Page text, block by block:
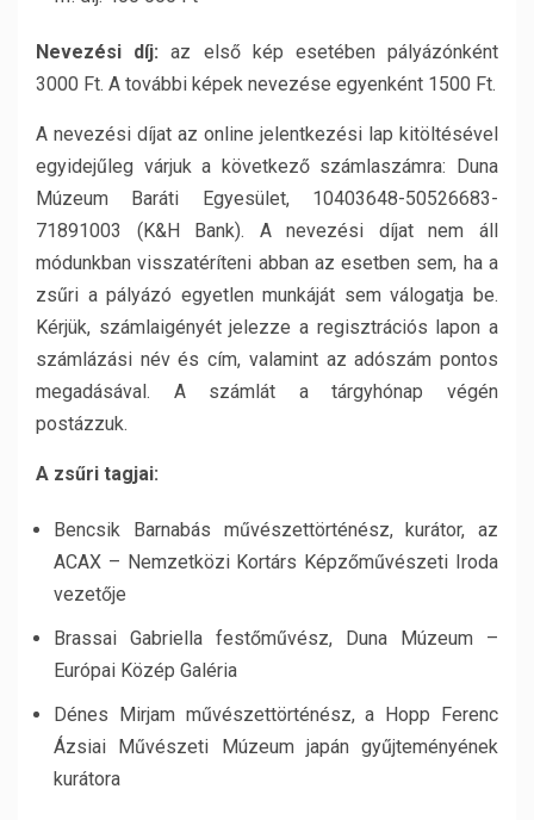
Nevezési díj: az első kép esetében pályázónként
3000 Ft. A további képek nevezése egyenként 1500 Ft.
A nevezési díjat az online jelentkezési lap kitöltésével
egyidejűleg várjuk a következő számlaszámra: Duna
Múzeum Baráti Egyesület, 10403648-50526683-
71891003 (K&H Bank). A nevezési díjat nem áll
módunkban visszatéríteni abban az esetben sem, ha a
zsűri a pályázó egyetlen munkáját sem válogatja be.
Kérjük, számlaigényét jelezze a regisztrációs lapon a
számlázási név és cím, valamint az adószám pontos
megadásával. A számlát a tárgyhónap végén
postázzuk.
A zsűri tagjai:
Bencsik Barnabás művészettörténész, kurátor, az
ACAX – Nemzetközi Kortárs Képzőművészeti Iroda
vezetője
Brassai Gabriella festőművész, Duna Múzeum –
Európai Közép Galéria
Dénes Mirjam művészettörténész, a Hopp Ferenc
Ázsiai Művészeti Múzeum japán gyűjteményének
kurátora